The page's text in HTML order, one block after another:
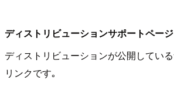
ディストリビューションサポートページ
ディストリビューションが公開してい
リンクです｡